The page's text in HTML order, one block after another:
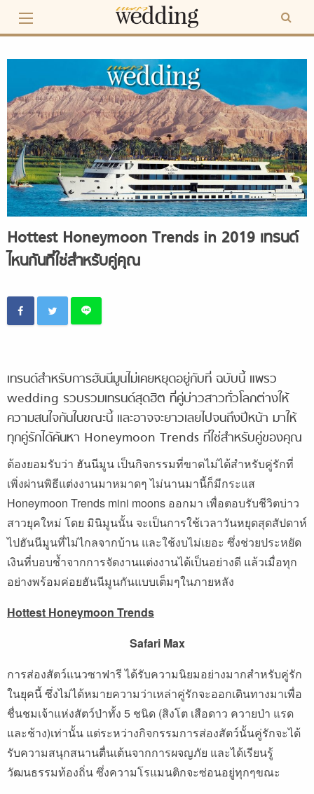
content
Hottest Honeymoon Trends in 2019 เทรนด์
ไหนกันที่ใช่สำหรับคู่คุณ
เทรนด์สำหรับการฮันนีมูนไม่เคยหยุดอยู่กับที่ ฉบับนี้ แพรว
wedding รวบรวมเทรนด์สุดฮิต ที่คู่บ่าวสาวทั่วโลกต่างให้
ความสนใจกันในขณะนี้ และอาจจะยาวเลยไปจนถึงปีหน้า มาให้
ทุกคู่รักได้ค้นหา Honeymoon Trends ที่ใช่สำหรับคู่ของคุณ
ต้องยอมรับว่า ฮันนีมูน เป็นกิจกรรมที่ขาดไม่ได้สำหรับคู่รักที่
เพิ่งผ่านพิธีแต่งงานมาหมาดๆ ไม่นานมานี้ก็มีกระแส
Honeymoon Trends mini moons ออกมา เพื่อตอบรับชีวิตบ่าว
สาวยุคใหม่ โดย มินิมูนนั้น จะเป็นการใช้เวลาวันหยุดสุดสัปดาห์
ไปฮันนีมูนที่ไม่ไกลจากบ้าน และใช้งบไม่เยอะ ซึ่งช่วยประหยัด
เงินที่บอบช้ำจากการจัดงานแต่งงานได้เป็นอย่างดี แล้วเมื่อทุก
อย่างพร้อมค่อยฮันนีมูนกันแบบเต็มๆในภายหลัง
Hottest Honeymoon Trends
Safari Max
การส่องสัตว์แนวซาฟารี ได้รับความนิยมอย่างมากสำหรับคู่รัก
ในยุคนี้ ซึ่งไม่ได้หมายความว่าเหล่าคู่รักจะออกเดินทางมาเพื่อ
ชื่นชมเจ้าแห่งสัตว์ป่าทั้ง 5 ชนิด (สิงโต เสือดาว ควายป่า แรด
และช้าง)เท่านั้น แต่ระหว่างกิจกรรมการส่องสัตว์นั้นคู่รักจะได้
รับความสนุกสนานตื่นเต้นจากการผจญภัย และได้เรียนรู้
วัฒนธรรมท้องถิ่น ซึ่งความโรแมนติกจะซ่อนอยู่ทุกๆขณะ